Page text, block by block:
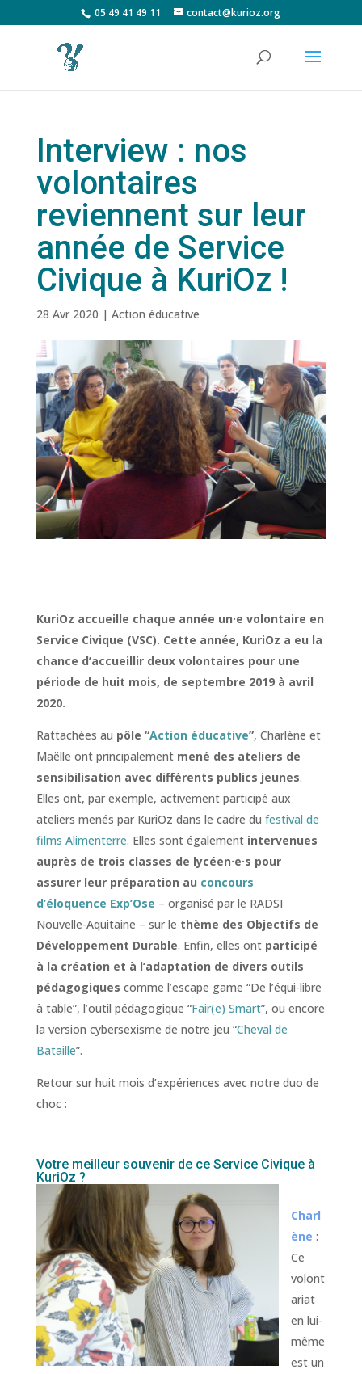
05 49 41 49 11 contact@kurioz.org
Interview : nos
volontaires
reviennent sur leur
année de Service
Civique à KuriOz !
28 Avr 2020 | Action éducative
KuriOz accueille chaque année un·e volontaire en
Service Civique (VSC). Cette année, KuriOz a eu la
chance d’accueillir deux volontaires pour une
période de huit mois, de septembre 2019 à avril
2020.
Rattachées au pôle “Action éducative”, Charlène et
Maëlle ont principalement mené des ateliers de
sensibilisation avec différents publics jeunes.
Elles ont, par exemple, activement participé aux
ateliers menés par KuriOz dans le cadre du festival de
films Alimenterre. Elles sont également intervenues
auprès de trois classes de lycéen·e·s pour
assurer leur préparation au concours
d’éloquence Exp’Ose – organisé par le RADSI
Nouvelle-Aquitaine – sur le thème des Objectifs de
Développement Durable. Enfin, elles ont participé
à la création et à l’adaptation de divers outils
pédagogiques comme l’escape game “De l’équi-libre
à table”, l’outil pédagogique “Fair(e) Smart”, ou encore
la version cybersexisme de notre jeu “Cheval de
Bataille”.
Retour sur huit mois d’expériences avec notre duo de
choc :
Votre meilleur souvenir de ce Service Civique à
KuriOz ?
Charl
ène :
Ce
volont
ariat
en lui-
même
est un